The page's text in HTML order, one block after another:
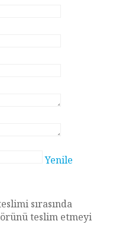
Yenile
sırasında
teslim etmeyi